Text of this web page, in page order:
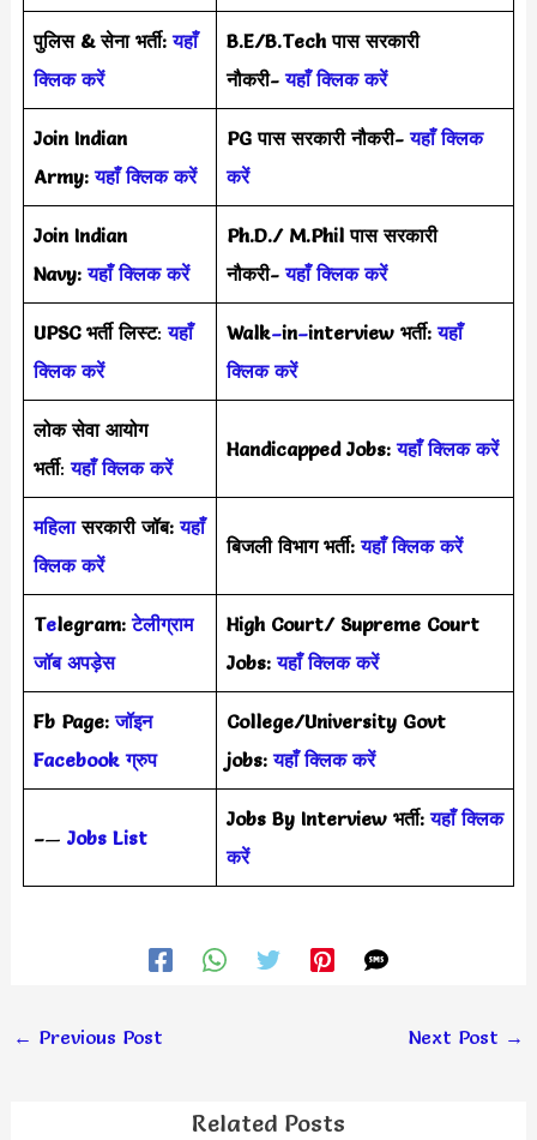
पुलिस & सेना भर्ती: यहाँ
क्लिक करें
B.E/B.Tech पास सरकारी
नौकरी- यहाँ क्लिक करें
Join Indian
Army:यहाँ क्लिक करें
PG पास सरकारी नौकरी- यहाँ क्लिक
करें
Join Indian
Navy:यहाँ क्लिक करें
Ph.D./ M.Phil पास सरकारी
नौकरी- यहाँ क्लिक करें
UPSC भर्ती लिस्ट:यहाँ
क्लिक करें
Walk–in–interview भर्ती:यहाँ
क्लिक करें
लोक सेवा आयोग
भर्ती:यहाँ क्लिक करें
Handicapped Jobs:यहाँ क्लिक करें
महिलासरकारी जॉब: यहाँ
क्लिक करें
बिजली विभाग भर्ती:यहाँ क्लिक करें
Telegram: टेलीग्राम
जॉब अपड़ेस
High Court/ Supreme Court
Jobs:यहाँ क्लिक करें
Fb Page:जॉइन
Facebook ग्रुप
College/University Govt
jobs:यहाँ क्लिक करें
–— Jobs List
Jobs By Interview भर्ती:यहाँ क्लिक
करें
← Previous Post Next Post →
Related Posts